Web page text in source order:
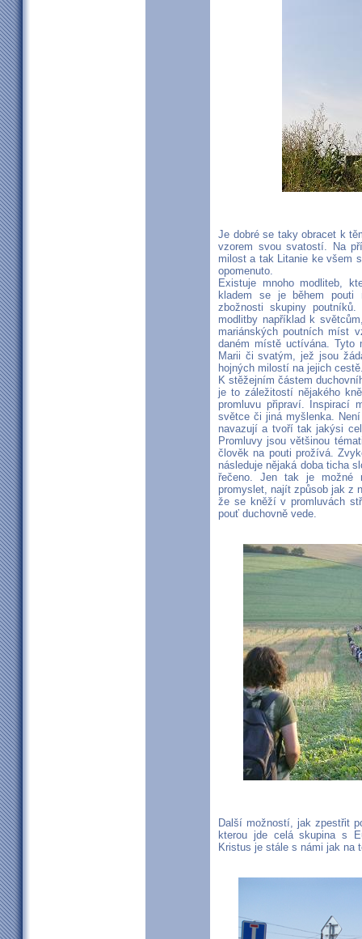
Je dobré se taky obracet k
vzorem svou svatostí. Na
milost a tak Litanie ke všem
opomenuto.
Existuje mnoho modliteb,
kladem se je během
zbožnosti skupiny
modlitby například k
mariánských poutních míst
daném místě uctívána. Tyto
Marii či svatým, jež jsou
hojných milostí na jejich
K stěžejním částem
je to záležitostí nějakého
promluvu připraví. Inspirací
světce či jiná myšlenka.
navazují a tvoří tak jakýsi
Promluvy jsou většinou
člověk na pouti prožívá.
následuje nějaká doba ticha
řečeno. Jen tak je možné
promyslet, najít způsob jak z
že se kněží v promluvách
pouť duchovně vede.
Další možností, jak zpestřit
kterou jde celá skupina s
Kristus je stále s námi jak na